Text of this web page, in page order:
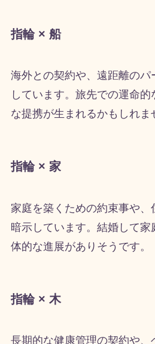
指輪 × 船
海外との契約や、遠距離のパ
しています。旅先での運命
な提携が生まれるかもしれま
指輪 × 家
家庭を築くための約束事や、
暗示しています。結婚して
体的な進展がありそうです。
指輪 × 木
長期的な健康管理の契約や、